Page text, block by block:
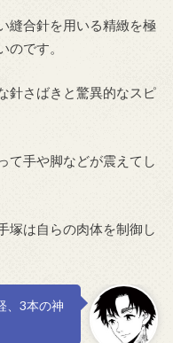
縫合針を用いる精緻を極
です。
針さばきと驚異的なスピ
て手や脚などが震えてし
は自らの肉体を制御し
、3本の神